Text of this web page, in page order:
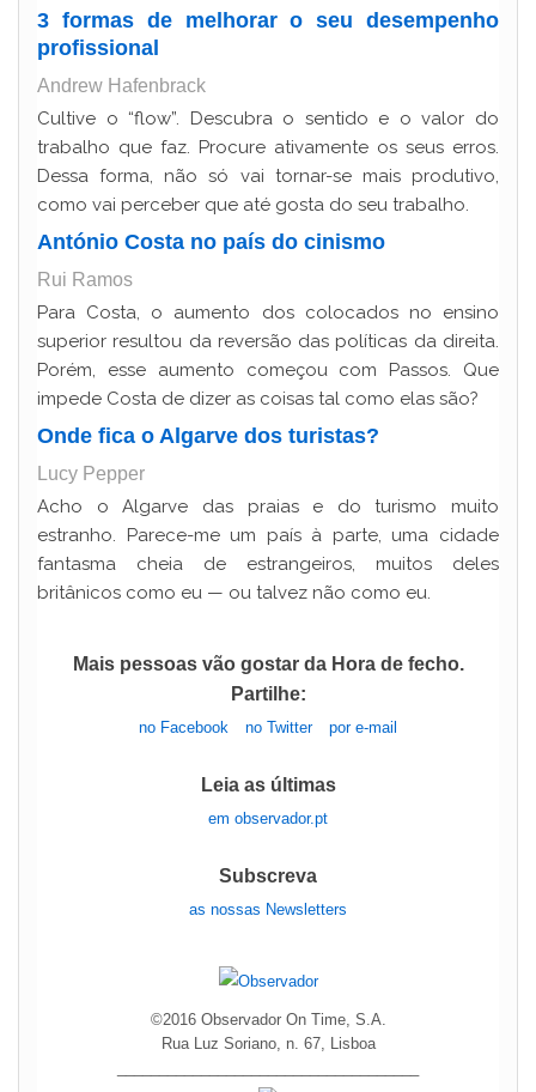
3 formas de melhorar o seu desempenho
profissional
Andrew Hafenbrack
Cultive o “flow”. Descubra o sentido e o valor do
trabalho que faz. Procure ativamente os seus erros.
Dessa forma, não só vai tornar-se mais produtivo,
como vai perceber que até gosta do seu trabalho.
António Costa no país do cinismo
Rui Ramos
Para Costa, o aumento dos colocados no ensino
superior resultou da reversão das políticas da direita.
Porém, esse aumento começou com Passos. Que
impede Costa de dizer as coisas tal como elas são?
Onde fica o Algarve dos turistas?
Lucy Pepper
Acho o Algarve das praias e do turismo muito
estranho. Parece-me um país à parte, uma cidade
fantasma cheia de estrangeiros, muitos deles
britânicos como eu — ou talvez não como eu.
Mais pessoas vão gostar da Hora de fecho.
Partilhe:
no Facebook no Twitter por e-mail
Leia as últimas
em observador.pt
Subscreva
as nossas Newsletters
©2016 Observador On Time, S.A.
Rua Luz Soriano, n. 67, Lisboa